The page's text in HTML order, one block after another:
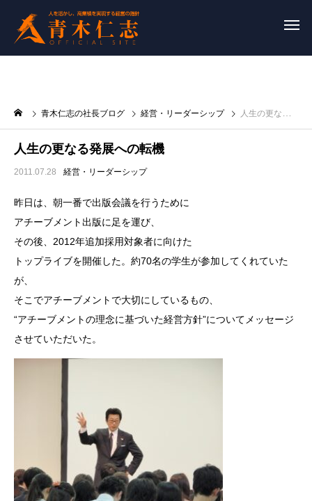
青木仁志の社長ブログ 経営・リーダーシップ 人生の更なる発展への転機
人生の更なる発展への転機
2011.07.28 経営・リーダーシップ
昨日は、朝一番で出版会議を行うために
アチーブメント出版に足を運び、
その後、2012年追加採用対象者に向けた
トップライブを開催した。約70名の学生が参加してくれていた
が、
そこでアチーブメントで大切にしているもの、
“アチーブメントの理念に基づいた経営方針”についてメッセージ
させていただいた。